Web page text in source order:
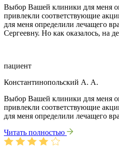
Выбор Вашей клиники для меня
привлекли соответствующие
для меня определили лечащего
Сергеевну. Но как оказалось, на
пациент
Константинопольский А. А.
Выбор Вашей клиники для меня
привлекли соответствующие
для меня определили лечащего
Читать полностью